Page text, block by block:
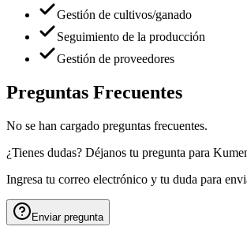
Gestión de cultivos/ganado
Seguimiento de la producción
Gestión de proveedores
Preguntas Frecuentes
No se han cargado preguntas frecuentes.
¿Tienes dudas? Déjanos tu pregunta para
Ingresa tu correo electrónico y tu duda para
Enviar pregunta